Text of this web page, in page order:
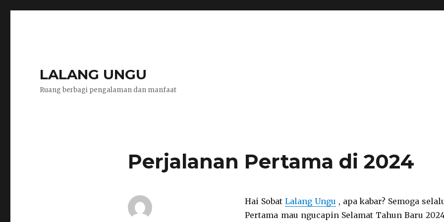
LALANG UNGU
Ruang berbagi pengalaman dan manfaat
Perjalanan Pertama di 2024
Hai SobatLalang Ungu , apa kabar? Semoga
Pertama mau ngucapin Selamat Tahun Baru